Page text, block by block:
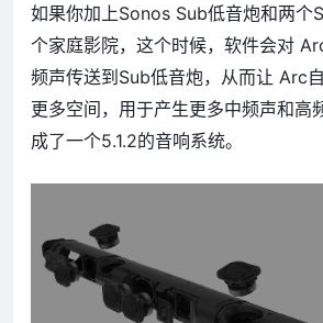
如果你加上Sonos Sub低音炮和两个
个家庭影院，这个时候，软件会对
频声传送到Sub低音炮，从而让 Arc
更多空间，用于产生更多中频声和高
成了一个5.1.2的音响系统。